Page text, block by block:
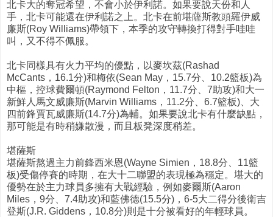
北卡大的奪冠希望，不會小於伊利諾。如果要說天份和人
手，北卡可能還在伊利諾之上。北卡在前堪薩斯教頭羅伊威
廉斯(Roy Williams)帶領下，本季的攻守轉換打得對手哇哇
叫，又不得不佩服。
北卡同樣具有火力平均的優點，以麥坎茲(Rashad
McCants，16.1分)和梅依(Sean May，15.7分、10.2籃板)為
中樞，控球費爾頓(Raymond Felton，11.7分、7助攻)和大一
新鮮人馬文威廉斯(Marvin Williams，11.2分、6.7籃板)、大
四前鋒賈瓦威廉斯(14.7分)為輔。如果要說北卡有什麼缺點，
那可能是有時稍嫌散漫，而且板凳深度稍差。
堪薩斯
堪薩斯熬過主力前鋒西米恩(Wayne Simien，18.8分、11籃
板)受傷停賽的時期，在大十二聯盟的表現極為穩定。堪大的
優勢在於主力球員多擁有大戰經驗，例如麥爾斯(Aaron
Miles，9分、7.4助攻)和藍佛德(15.5分)，6-5大二得分後衛吉
登斯(J.R. Giddens，10.8分)則是十分被看好的年輕球員。